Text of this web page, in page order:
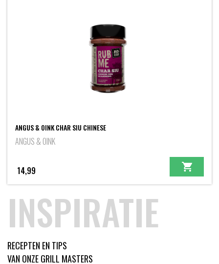
ANGUS & OINK CHAR SIU CHINESE
ANGUS & OINK
14,99
INSPIRATIE
RECEPTEN EN TIPS
VAN ONZE GRILL MASTERS